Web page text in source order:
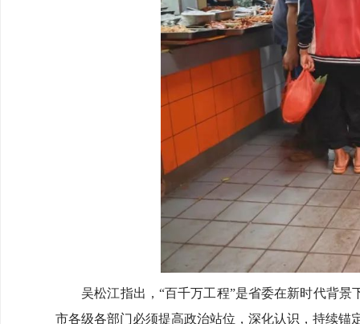
吴松江指出，“百千万工程”是省委在新时代背景
市各级各部门必须提高政治站位，深化认识，持续锚